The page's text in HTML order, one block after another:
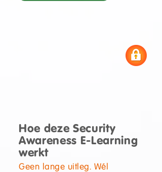
Hoe deze Security
Awareness E-Learning
werkt
Geen lange uitleg. Wél